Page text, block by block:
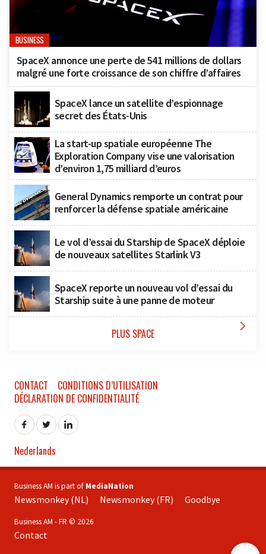
BUSINESS
SpaceX annonce une perte de 541 millions de dollars
malgré une forte croissance de son chiffre d’affaires
SpaceX lance un satellite d’espionnage
secret des États-Unis
La start-up spatiale européenne The
Exploration Company vise une valorisation
d’environ 1,75 milliard d’euros
General Dynamics remporte un contrat pour
renforcer la défense spatiale américaine
Le vol d’essai du Starship de SpaceX déploie
de nouveaux satellites Starlink V3
SpaceX reporte un nouveau vol d’essai du
Starship suite à une panne de moteur
PLUS SPACE 
CONTACT
CONDITIONS D’UTILISATION
DÉCLARATION DE CONFIDENTIALITÉ
Nederlands
Business AM is part of MediaNation
Newsmonkey (NL) Newsmonkey (FR) Goodbye
Business AM - FR © 2026
Contact